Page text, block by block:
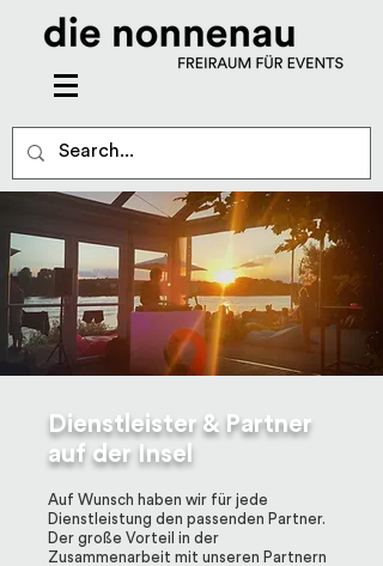
Dienstleister & Partner
auf der Insel
Auf Wunsch haben wir für jede
Dienstleistung den passenden Partner.
Der große Vorteil in der
Zusammenarbeit mit unseren Partnern